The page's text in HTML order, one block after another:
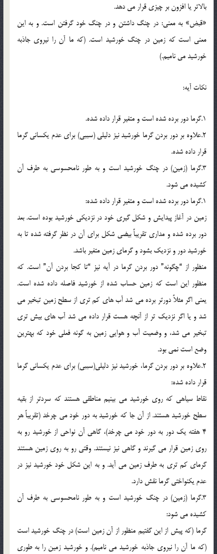
بالاتر يا افزون بر چيزي قرار مي دهد.
«قبض» به معني: در چنگ داشتن و در چنگ خود گرفتن است. و به اين
معني است که زمين در چنگ خورشيد است. (که ما آن را نيروي جاذبه
خورشيد مي ناميم.)
نکات آيه:
1.گرما دور برده شده است و متغير قرار داده شده.
2.علاوه بر دور بردن گرما خورشيد نيز دليلي (سببي) براي عدم يکساني گرما
قرار داده شده.
3.گرما (زمين) در چنگ خورشيد است و به طور نامحسوسي به طرف آن
کشيده مي شود.
1.گرما دور برده شده است و متغير قرار داده شده:
زمين در آغاز پيدايش و شکل گيري خود در نزديکي خورشيد بوده است. بعد
دور برده شده و مداري تقريباً بيضي شکل براي آن در نظر گرفته شده تا به
خورشيد دور و نزديک بشود و گرماي زمين متغير باشد.
منظور از “چگونه” دور بردن گرما در آيه نيز “تا کجا بردن آن” است. که
منظور اين است که زمين حساب شده از خورشيد فاصله داده شده است.
يعني اگر مثلاً دورتر برده مي شد آب هاي کم تري از سطح زمين تبخير مي
شد و يا اگر نزديک تر از آنچه هست قرار داده مي شد آب هاي بيش تري
تبخير مي شد، و وضعيت آب و هوايي زمين به گونه فعلي خود که بهترين
وضع است نمي بود.
2.علاوه بر دور بردن گرما، خورشيد نيز دليلي(سببي) براي عدم يکساني گرما
قرار داده شده:
نقاط سياهي که روي خورشيد مي بينيم مناطقي هستند که سردتر از بقيه
سطح خورشيد هستند. از آن جا که خورشيد به دور خود مي چرخد (تقريباً هر
4 هفته يک دور به دور خود مي چرخد)، گاهي آن نواحي از خورشيد رو به
روي زمين قرار مي گيرند و گاهي نيز نيستند. وقتي رو به روي زمين هستند
گرماي کم تري به طرف زمين مي آيد. و به اين شکل خود خورشيد نيز در
عدم يکنواختي گرما نقش دارد.
3.گرما (زمين) در چنگ خورشيد است و به طور نامحسوسي به طرف آن
کشيده مي شود:
گرما (که پيش از اين گفتيم منظور از آن زمين است) در چنگ خورشيد است
(که ما آن را نيروي جاذبه خورشيد مي ناميم). و خورشيد زمين را به طوري